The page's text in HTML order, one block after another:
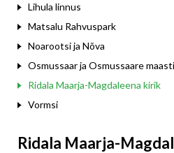
Lihula linnus
Matsalu Rahvuspark
Noarootsi ja Nõva
Osmussaar ja Osmussaare
Ridala Maarja-Magdaleena kirik
Vormsi
Ridala Maarja-